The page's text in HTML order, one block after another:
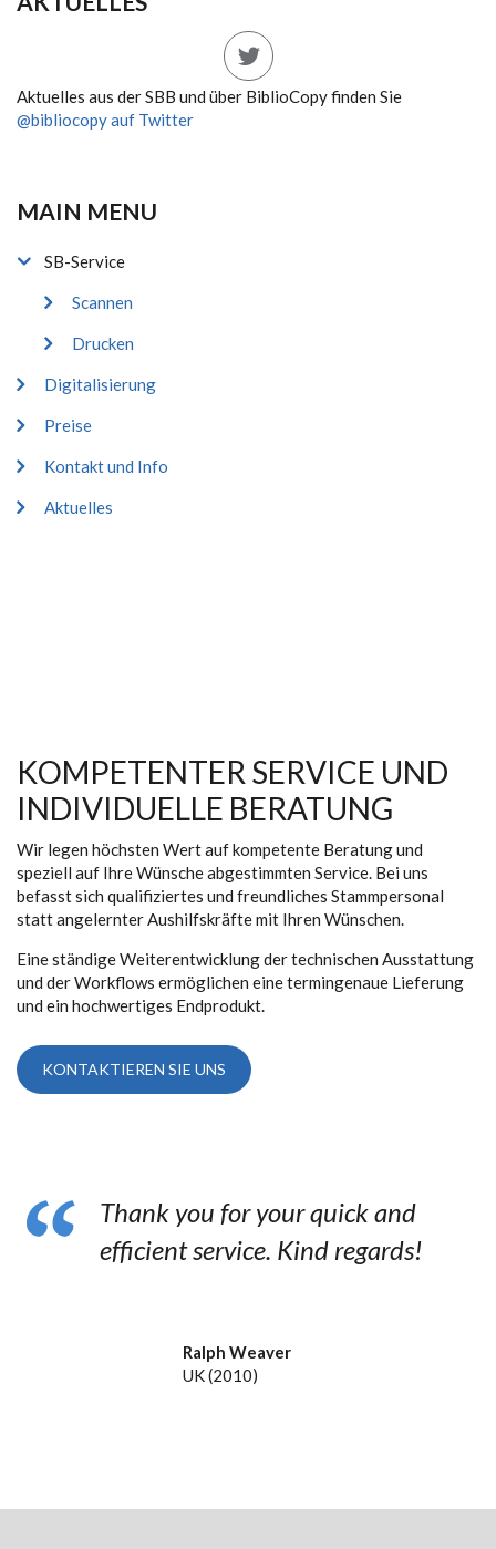
Aktuelles aus der SBB und über BiblioCopy finden Sie
@bibliocopy auf Twitter
MAIN MENU
SB-Service
Scannen
Drucken
Digitalisierung
Preise
Kontakt und Info
Aktuelles
KOMPETENTER SERVICE UND
INDIVIDUELLE BERATUNG
Wir legen höchsten Wert auf kompetente Beratung und
speziell auf Ihre Wünsche abgestimmten Service. Bei uns
befasst sich qualifiziertes und freundliches Stammpersonal
statt angelernter Aushilfskräfte mit Ihren Wünschen.
Eine ständige Weiterentwicklung der technischen Ausstattung
und der Workflows ermöglichen eine termingenaue Lieferung
und ein hochwertiges Endprodukt.
KONTAKTIEREN SIE UNS
Thank you for your quick and
efficient service. Kind regards!
Ralph Weaver
UK (2010)